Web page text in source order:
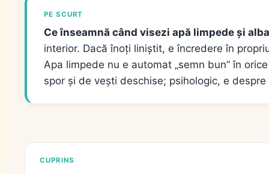
PE SCURT
Ce înseamnă când visezi apă limpede și
interior. Dacă înoți liniștit, e încredere în
Apa limpede nu e automat „semn bun” în
spor și de vești deschise; psihologic, e
CUPRINS